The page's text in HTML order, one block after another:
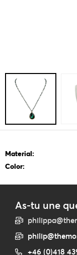
Material:
Color:
As-tu une
+46 (0)418